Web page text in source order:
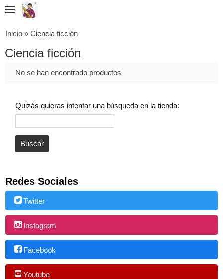
Redes Sociales
Twitter
Instagram
Facebook
Youtube
Inicio » Ciencia ficción
Ciencia ficción
No se han encontrado productos
Quizás quieras intentar una búsqueda en la tienda: